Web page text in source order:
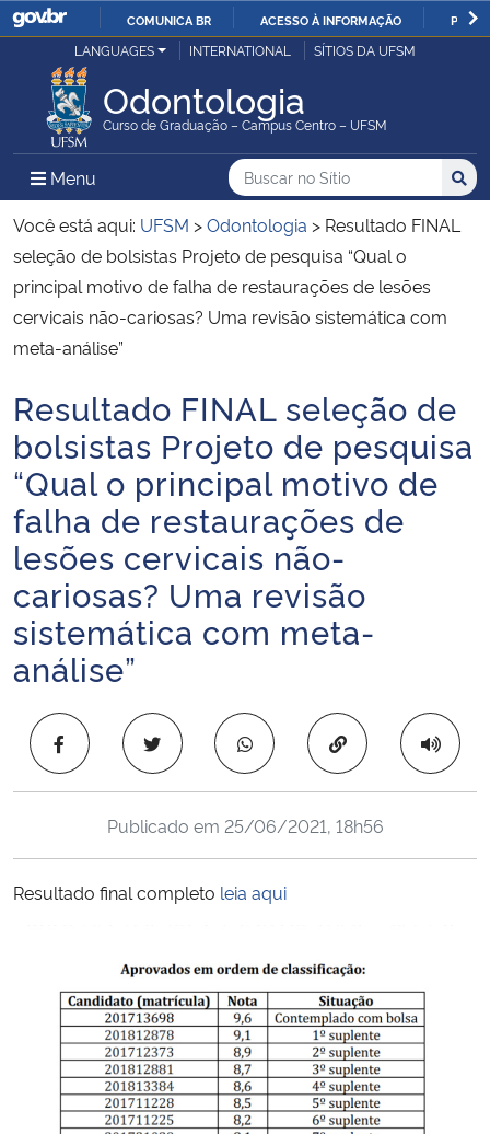
IR
O
COMUNICA BR ACESSO À INFORMAÇÃO
Ministério da Justiça e Segurança Pública
Ministério da Defesa
Ministério das Relações Exteriores
Ministério da Economia
Ministério da Educação
Ministério da Cidadania
Ministério da Saúde
Ministério de Minas e Energia
Ministério da Ciência, Tecnologia, Inovações e Comunicações
Ministério do Meio Ambiente
Ministério do Turismo
Ministério do Desenvolvimento Regional
Ministério da Mulher, da Família e dos Direitos Humanos
Secretaria-Geral
Secretaria de Governo
LANGUAGES INTERNATIONAL SÍTIOS DA UFSM
Odontologia
Curso de Graduação – Campus Centro – UFSM
Menu Menu Principal do Sítio
Busca
Buscar no no Sítio
Busca:
Você está aqui: UFSM >Odontologia > Resultado FINAL
seleção de bolsistas Projeto de pesquisa “Qual o
principal motivo de falha de restaurações de lesões
cervicais não-cariosas? Uma revisão sistemática com
meta-análise”
Início do conteúdo
Resultado FINAL seleção de
bolsistas Projeto de pesquisa
“Qual o principal motivo de
falha de restaurações de
lesões cervicais não-
cariosas? Uma revisão
sistemática com meta-
análise”
Copiar para área
Publicado em 25/06/2021, 18h56
Resultado final completo leia aqui